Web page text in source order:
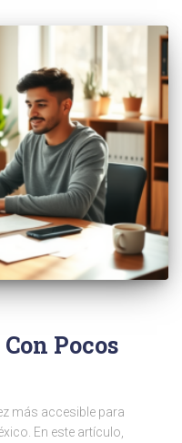
Pocos
más accesible para
En este artículo,